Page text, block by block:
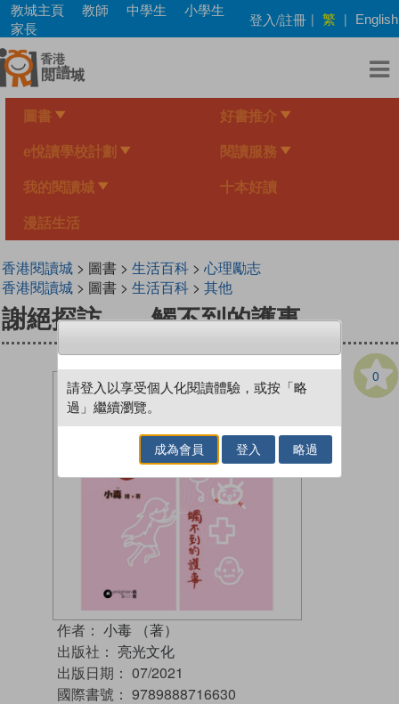
Skip
main
content
教城主頁 教師 中學生
小學生
家長
登入/註冊 | 繁 | English
圖書 好書推介
e悅讀學校計劃 閱讀服務
我的閱讀城 十本好讀
漫話生活
香港閱讀城> 圖書 > 生活百科> 心理勵志
香港閱讀城> 圖書 > 生活百科> 其他
謝絕探訪——觸不到的護事
0
作者： 小毒 （著）
出版社： 亮光文化
出版日期： 07/2021
國際書號： 9789888716630
請登入以享受個人化閱讀體驗，或按「略
過」繼續瀏覽。
成為會員 登入 略過